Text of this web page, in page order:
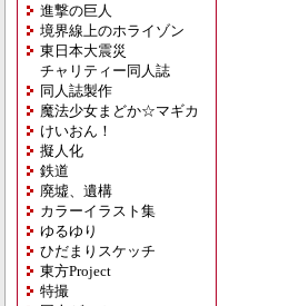
進撃の巨人
境界線上のホライゾン
東日本大震災
チャリティー同人誌
同人誌製作
魔法少女まどか☆マギカ
けいおん！
擬人化
鉄道
廃墟、遺構
カラーイラスト集
ゆるゆり
ひだまりスケッチ
東方Project
特撮